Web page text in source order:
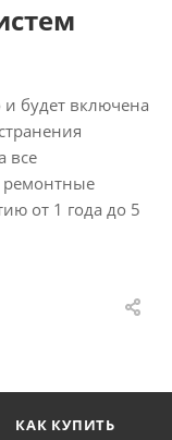
и будет включена
все
от 1 года до 5
КАК КУПИТЬ